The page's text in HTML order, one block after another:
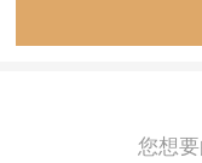
您想